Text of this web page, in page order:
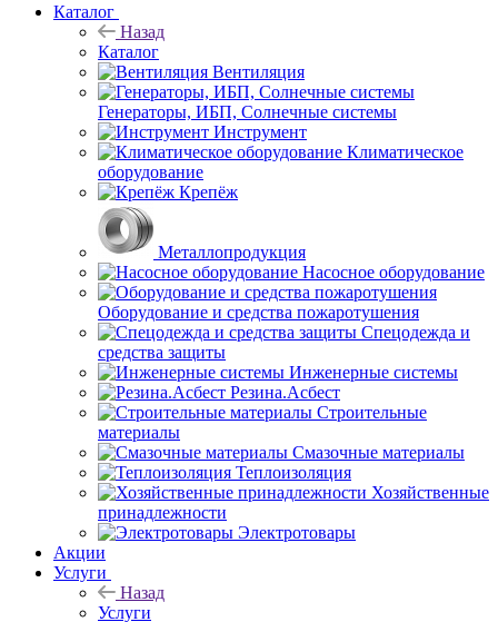
Каталог
Назад
Каталог
Вентиляция
Генераторы, ИБП, Солнечные системы
Инструмент
Климатическое
оборудование
Крепёж
Металлопродукция
Насосное оборудование
Оборудование и средства пожаротушения
Спецодежда и
средства защиты
Инженерные системы
Резина.Асбест
Строительные
материалы
Смазочные материалы
Теплоизоляция
Хозяйственные
принадлежности
Электротовары
Акции
Услуги
Назад
Услуги